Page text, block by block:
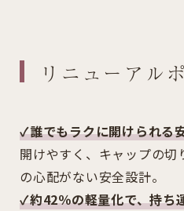
リニューアル
✓誰でもラクに開けられる
開けやすく、キャップの
の心配がない安全設計。
✓約42％の軽量化で、持ち